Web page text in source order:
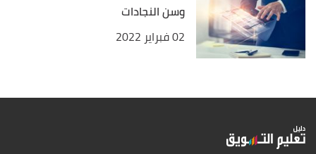
وسن النجادات
02 فبراير 2022